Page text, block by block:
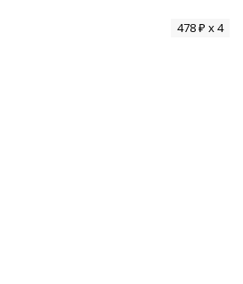
478 ₽ x 4